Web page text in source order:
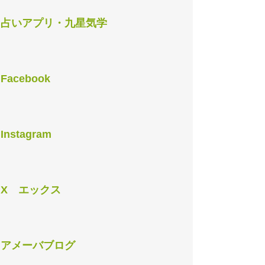
占いアプリ・九星気学
Facebook
Instagram
X エックス
アメーバブログ